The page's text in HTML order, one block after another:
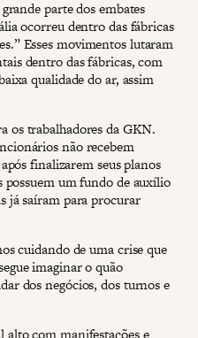
parte dos embates
ocorreu dentro das fábricas
Esses movimentos lutaram
dentro das fábricas, com
qualidade do ar, assim
os trabalhadores da GKN.
não recebem
finalizarem seus planos
possuem um fundo de auxílio
já saíram para procurar
cuidando de uma crise que
imaginar o quão
dos negócios, dos turnos e
com manifestações e